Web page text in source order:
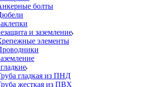
болты
и заземление
элементы
гладкая из ПНД
жесткая из ПВХ